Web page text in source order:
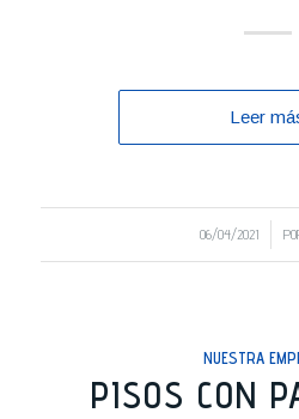
Leer
06/04/2021
NUESTRA
PISOS CON